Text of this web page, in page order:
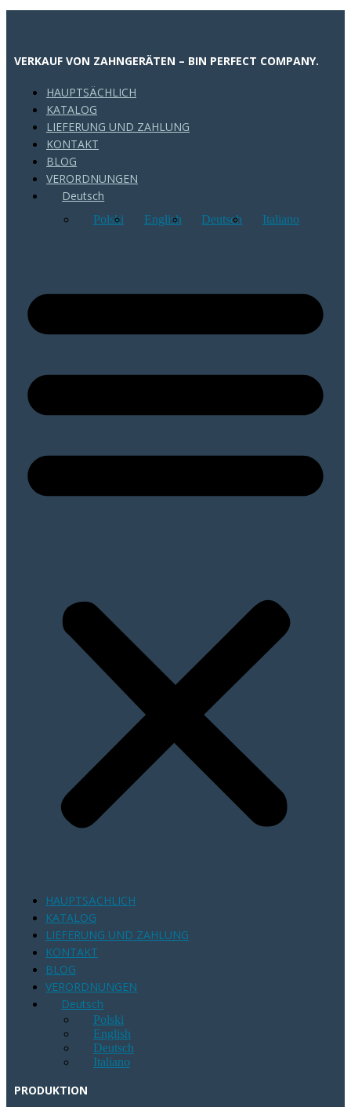
VERKAUF VON ZAHNGERÄTEN – BIN PERFECT COMPANY.
HAUPTSÄCHLICH
KATALOG
LIEFERUNG UND ZAHLUNG
KONTAKT
BLOG
VERORDNUNGEN
Deutsch
Polski English Deutsch Italiano
HAUPTSÄCHLICH
KATALOG
LIEFERUNG UND ZAHLUNG
KONTAKT
BLOG
VERORDNUNGEN
Deutsch
Polski
English
Deutsch
Italiano
PRODUKTION